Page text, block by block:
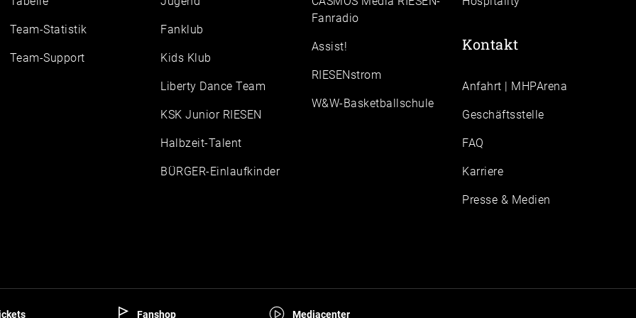
Team-Statistik
Team-Support
Fanklub
Kids Klub
Liberty Dance Team
KSK Junior RIESEN
Halbzeit-Talent
BÜRGER-Einlaufkinder
Fanradio
Assist!
RIESENstrom
W&W-Basketballschule
Kontakt
Anfahrt | MHPArena
Geschäftsstelle
FAQ
Karriere
Presse & Medien
Fanshop Mediacenter